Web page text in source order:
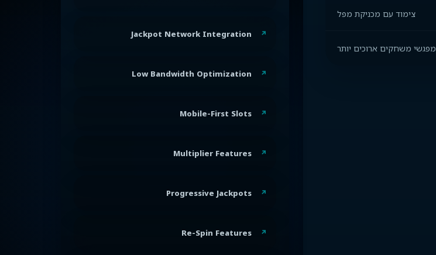
צימוד עם מכניקת מפל
מפגשי משחקים ארוכים יותר
Jackpot Network Integration
Low Bandwidth Optimization
Mobile-First Slots
Multiplier Features
Progressive Jackpots
Re-Spin Features